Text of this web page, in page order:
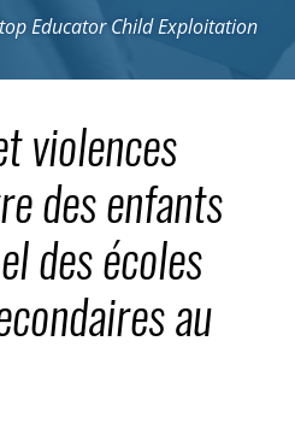
Educator Child Exploitation
violences
des enfants
des écoles
au